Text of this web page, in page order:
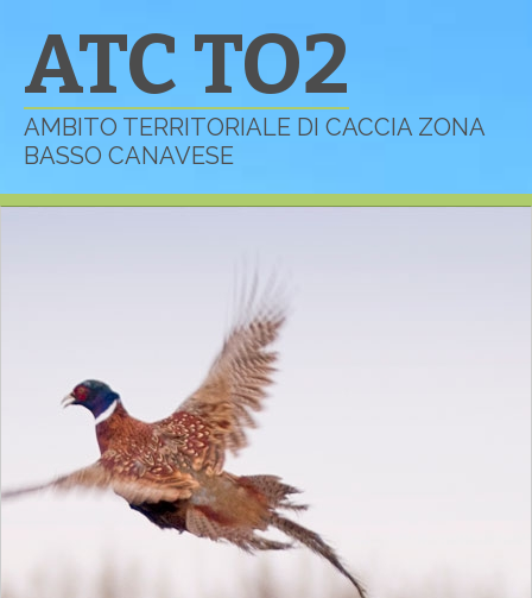
ATC TO2
AMBITO TERRITORIALE DI CACCIA ZONA
BASSO CANAVESE